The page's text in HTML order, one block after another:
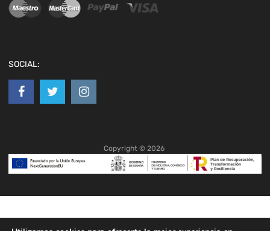
SOCIAL:
Copyright © 2026